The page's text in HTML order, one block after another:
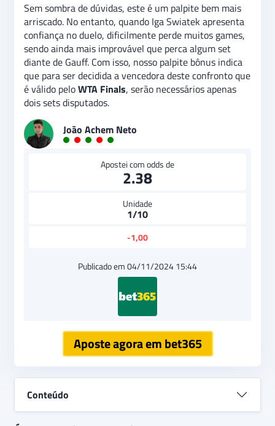
Sem sombra de dúvidas, este é um palpite bem mais
arriscado. No entanto, quando Iga Swiatek apresenta
confiança no duelo, dificilmente perde muitos games,
sendo ainda mais improvável que perca algum set
diante de Gauff. Com isso, nosso palpite bônus indica
que para ser decidida a vencedora deste confronto que
é válido peloWTA Finals, serão necessários apenas
dois sets disputados.
João Achem Neto
Apostei com odds de
2.38
Unidade
1/10
-1,00
Publicado em 04/11/2024 15:44
Aposte agora em bet365
Conteúdo